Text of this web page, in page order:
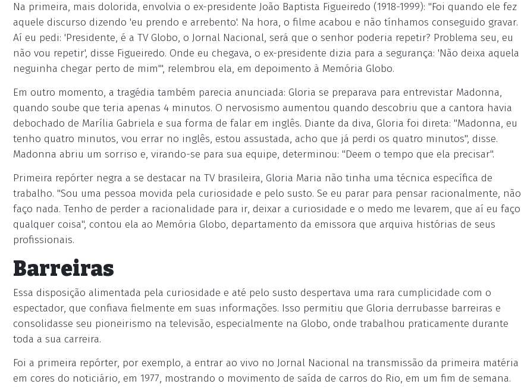
Na primeira, mais dolorida, envolvia o ex-presidente João Baptista Figueiredo (1918-1999): "Foi quando ele fez
aquele discurso dizendo 'eu prendo e arrebento'. Na hora, o filme acabou e não tínhamos conseguido gravar.
Aí eu pedi: 'Presidente, é a TV Globo, o Jornal Nacional, será que o senhor poderia repetir? Problema seu, eu
não vou repetir', disse Figueiredo. Onde eu chegava, o ex-presidente dizia para a segurança: 'Não deixa aquela
neguinha chegar perto de mim'", relembrou ela, em depoimento à Memória Globo.
Em outro momento, a tragédia também parecia anunciada: Gloria se preparava para entrevistar Madonna,
quando soube que teria apenas 4 minutos. O nervosismo aumentou quando descobriu que a cantora havia
debochado de Marília Gabriela e sua forma de falar em inglês. Diante da diva, Gloria foi direta: "Madonna, eu
tenho quatro minutos, vou errar no inglês, estou assustada, acho que já perdi os quatro minutos", disse.
Madonna abriu um sorriso e, virando-se para sua equipe, determinou: "Deem o tempo que ela precisar".
Primeira repórter negra a se destacar na TV brasileira, Gloria Maria não tinha uma técnica específica de
trabalho. "Sou uma pessoa movida pela curiosidade e pelo susto. Se eu parar para pensar racionalmente, não
faço nada. Tenho de perder a racionalidade para ir, deixar a curiosidade e o medo me levarem, que aí eu faço
qualquer coisa", contou ela ao Memória Globo, departamento da emissora que arquiva histórias de seus
profissionais.
Barreiras
Essa disposição alimentada pela curiosidade e até pelo susto despertava uma rara cumplicidade com o
espectador, que confiava fielmente em suas informações. Isso permitiu que Gloria derrubasse barreiras e
consolidasse seu pioneirismo na televisão, especialmente na Globo, onde trabalhou praticamente durante
toda a sua carreira.
Foi a primeira repórter, por exemplo, a entrar ao vivo no Jornal Nacional na transmissão da primeira matéria
em cores do noticiário, em 1977, mostrando o movimento de saída de carros do Rio, em um fim de semana.